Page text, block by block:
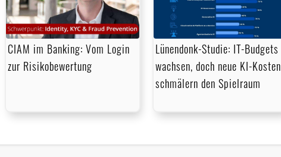
CIAM im Banking: Vom Login
zur Risikobewertung
Lünendonk-Studie: IT-Budgets
wachsen, doch neue KI-Kosten
schmälern den Spielraum